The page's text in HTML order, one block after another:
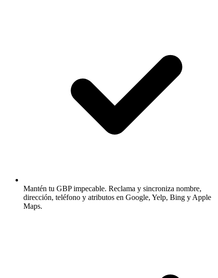
Mantén tu GBP impecable. Reclama y sincroniza nombre,
dirección, teléfono y atributos en Google, Yelp, Bing y Apple
Maps.